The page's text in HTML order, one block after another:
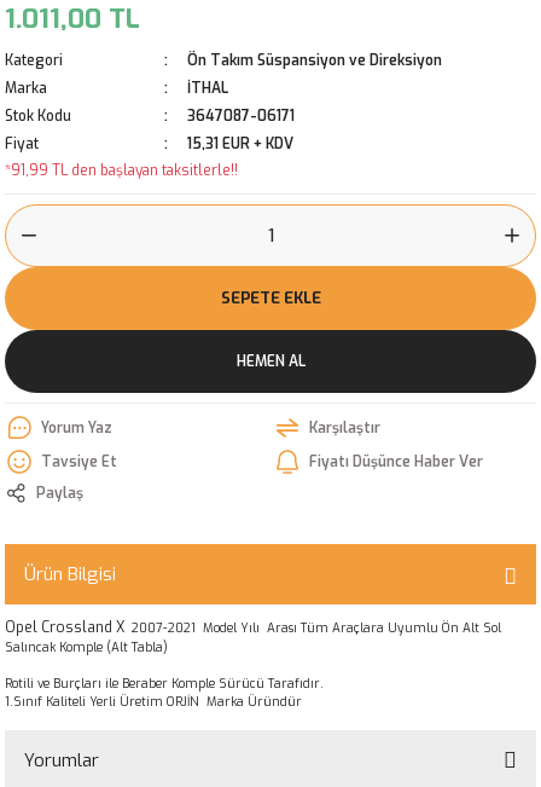
1.011,00 TL
Kategori
Ön Takım Süspansiyon ve Direksiyon
Marka
İTHAL
Stok Kodu
3647087-06171
Fiyat
15,31 EUR + KDV
*91,99 TL den başlayan taksitlerle!!
SEPETE EKLE
HEMEN AL
Yorum Yaz
Karşılaştır
Tavsiye Et
Fiyatı Düşünce Haber Ver
Paylaş
Ürün Bilgisi
Opel Crossland X 2007-2021 Model Yılı Arası Tüm Araçlara Uyumlu Ön Alt Sol
Salıncak Komple (Alt Tabla)
Rotili ve Burçları ile Beraber Komple Sürücü Tarafıdır.
1.Sınıf Kaliteli Yerli Üretim ORJİN Marka Üründür
Yorumlar